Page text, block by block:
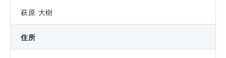
萩原 大樹
住所